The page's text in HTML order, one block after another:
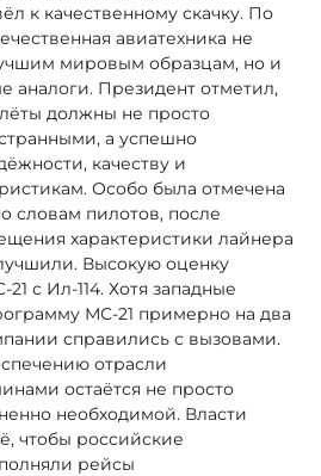
к качественному скачку. По
авиатехника не
мировым образцам, но и
аналоги. Президент отметил,
должны не просто
а успешно
качеству и
Особо была отмечена
словам пилотов, после
характеристики лайнера
Высокую оценку
с Ил-114. Хотя западные
МС-21 примерно на два
справились с вызовами.
отрасли
остаётся не просто
необходимой. Власти
чтобы российские
рейсы